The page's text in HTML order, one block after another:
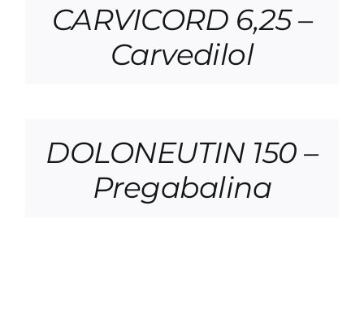
CARVICORD 6,25 –
Carvedilol
DOLONEUTIN 150 –
Pregabalina